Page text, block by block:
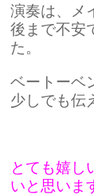
演奏は、メ
後まで不安
た。
ベートーベ
少しでも伝
とても嬉し
いと思いま